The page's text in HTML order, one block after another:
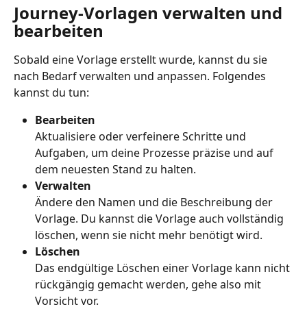
Journey-Vorlagen verwalten und
bearbeiten
Sobald eine Vorlage erstellt wurde, kannst du sie
nach Bedarf verwalten und anpassen. Folgendes
kannst du tun:
Bearbeiten
Aktualisiere oder verfeinere Schritte und
Aufgaben, um deine Prozesse präzise und auf
dem neuesten Stand zu halten.
Verwalten
Ändere den Namen und die Beschreibung der
Vorlage. Du kannst die Vorlage auch vollständig
löschen, wenn sie nicht mehr benötigt wird.
Löschen
Das endgültige Löschen einer Vorlage kann nicht
rückgängig gemacht werden, gehe also mit
Vorsicht vor.